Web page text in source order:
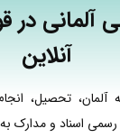
آلمانی در
آنلاین
تحصیل،
اسناد و مدارک به